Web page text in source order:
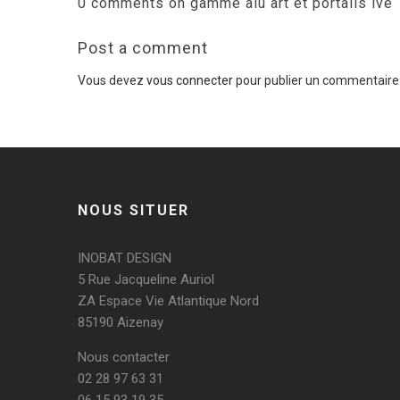
Post a comment
Vous devezvous connecterpour publier un
NOUS SITUER
INOBAT DESIGN
5 Rue Jacqueline Auriol
ZA Espace Vie Atlantique Nord
85190 Aizenay
Nous contacter
02 28 97 63 31